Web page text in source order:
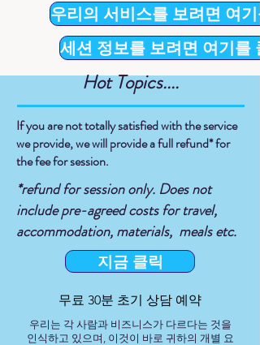
우리의 서비스를 보려면 여
세션 정보를 보려면 여기를
Hot Topics....
If you are not totally satisfied with the service
we provide, we will provide a full refund* for
the fee for session.
*refund for session only. Does not
include pre-agreed costs for travel,
accommodation, materials, meals etc.
지금 클릭
무료 30분 초기 상담 예약
우리는 각 사람과 비즈니스가 다르다는 것을
인식하고 있으며, 이것이 바로 귀하의 개별 요